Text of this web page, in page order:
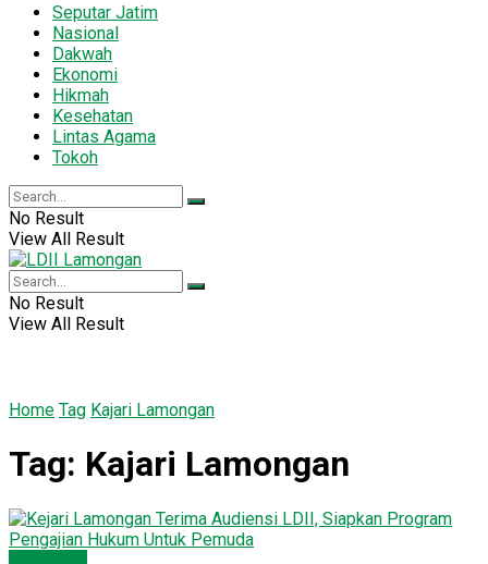
Seputar Jatim
Nasional
Dakwah
Ekonomi
Hikmah
Kesehatan
Lintas Agama
Tokoh
No Result
View All Result
No Result
View All Result
Home Tag Kajari Lamongan
Tag: Kajari Lamongan